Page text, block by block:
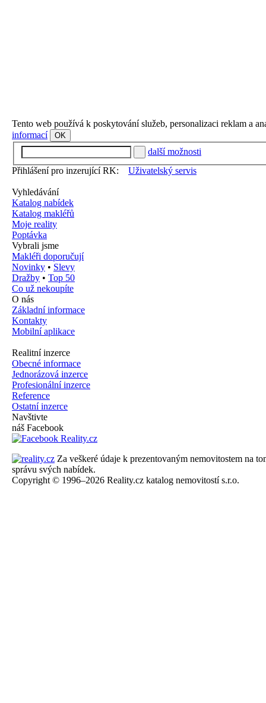
Tento web používá k poskytování služeb, personalizaci reklam a
informací
OK
další možnosti
Přihlášení pro inzerující RK:
Uživatelský servis
Vyhledávání
Katalog nabídek
Katalog makléřů
Moje reality
Poptávka
Vybrali jsme
Makléři doporučují
Novinky • Slevy
Dražby • Top 50
Co už nekoupíte
O nás
Základní informace
Kontakty
Mobilní aplikace
Realitní inzerce
Obecné informace
Jednorázová inzerce
Profesionální inzerce
Reference
Ostatní inzerce
Navštivte
náš Facebook
Za veškeré údaje k prezentovaným nemovitostem na
správu svých nabídek.
Copyright © 1996–2026 Reality.cz katalog nemovitostí s.r.o.